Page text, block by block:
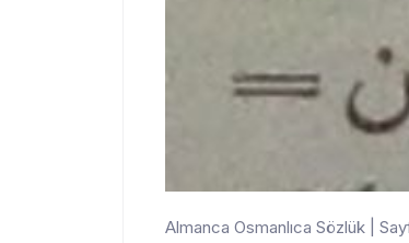
Almanca Osmanlıca Sözlük |